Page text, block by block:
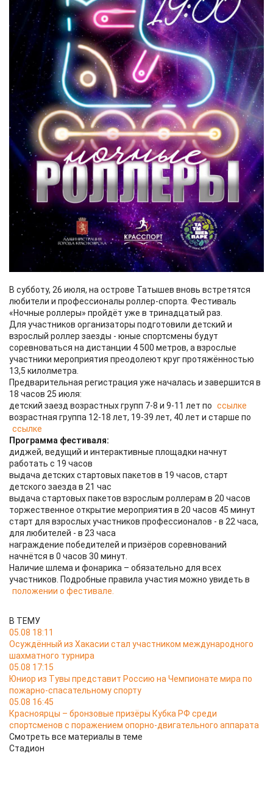
В субботу, 26 июля, на острове Татышев вновь встретятся
любители и профессионалы роллер-спорта. Фестиваль
«Ночные роллеры» пройдёт уже в тринадцатый раз.
Для участников организаторы подготовили детский и
взрослый роллер заезды - юные спортсмены будут
соревноваться на дистанции 4 500 метров, а взрослые
участники мероприятия преодолеют круг протяжённостью
13,5 килолметра.
Предварительная регистрация уже началась и завершится в
18 часов 25 июля:
детский заезд возрастных групп 7-8 и 9-11 лет по ссылке
возрастная группа 12-18 лет, 19-39 лет, 40 лет и старше по
ссылке
Программа фестиваля:
диджей, ведущий и интерактивные площадки начнут
работать с 19 часов
выдача детских стартовых пакетов в 19 часов, старт
детского заезда в 21 час
выдача стартовых пакетов взрослым роллерам в 20 часов
торжественное открытие мероприятия в 20 часов 45 минут
старт для взрослых участников профессионалов - в 22 часа,
для любителей - в 23 часа
награждение победителей и призёров соревнований
начнётся в 0 часов 30 минут.
Наличие шлема и фонарика – обязательно для всех
участников. Подробные правила участия можно увидеть в
положении о фестивале.
В ТЕМУ
05.08 18:11
Осуждённый из Хакасии стал участником международного
шахматного турнира
05.08 17:15
Юниор из Тувы представит Россию на Чемпионате мира по
пожарно-спасательному спорту
05.08 16:45
Красноярцы – бронзовые призёры Кубка РФ среди
спортсменов с поражением опорно-двигательного аппарата
Смотреть все материалы в теме
Стадион